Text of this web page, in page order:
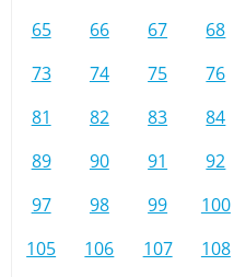
65
66 67 68
73
74 75 76
81
82 83 84
89
90 91 92
97
98 99 100
105
106 107 108